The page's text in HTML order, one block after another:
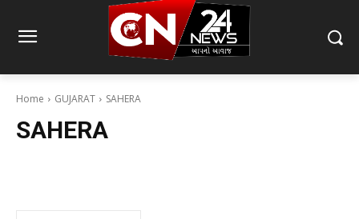
Home GUJARAT SAHERA
SAHERA